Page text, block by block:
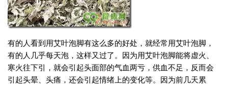
有的人看到用艾叶泡脚有这么多的好处，就经常用艾叶泡脚，
有的人几乎每天泡，这样又过了。因为用艾叶泡脚能将虚火、
寒火往下引，就会引起头面部的气血两亏，供血不足，反而会
引起头晕、头痛，还会引起情绪上的变化等。因为前几天累